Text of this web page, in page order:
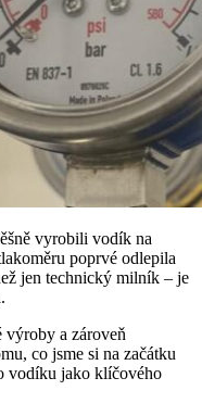
vyrobili vodík na
poprvé odlepila
jen technický milník – je
výroby a zároveň
co jsme si na začátku
vodíku jako klíčového